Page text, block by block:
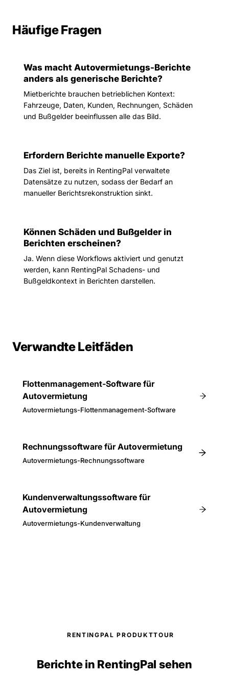
Häufige Fragen
Was macht Autovermietungs-Berichte
anders als generische Berichte?
Mietberichte brauchen betrieblichen Kontext:
Fahrzeuge, Daten, Kunden, Rechnungen, Schäden
und Bußgelder beeinflussen alle das Bild.
Erfordern Berichte manuelle Exporte?
Das Ziel ist, bereits in RentingPal verwaltete
Datensätze zu nutzen, sodass der Bedarf an
manueller Berichtsrekonstruktion sinkt.
Können Schäden und Bußgelder in
Berichten erscheinen?
Ja. Wenn diese Workflows aktiviert und genutzt
werden, kann RentingPal Schadens- und
Bußgeldkontext in Berichten darstellen.
Verwandte Leitfäden
Flottenmanagement-Software für
Autovermietung
Autovermietungs-Flottenmanagement-Software
Rechnungssoftware für Autovermietung
Autovermietungs-Rechnungssoftware
Kundenverwaltungssoftware für
Autovermietung
Autovermietungs-Kundenverwaltung
RENTINGPAL PRODUKTTOUR
Berichte in RentingPal sehen